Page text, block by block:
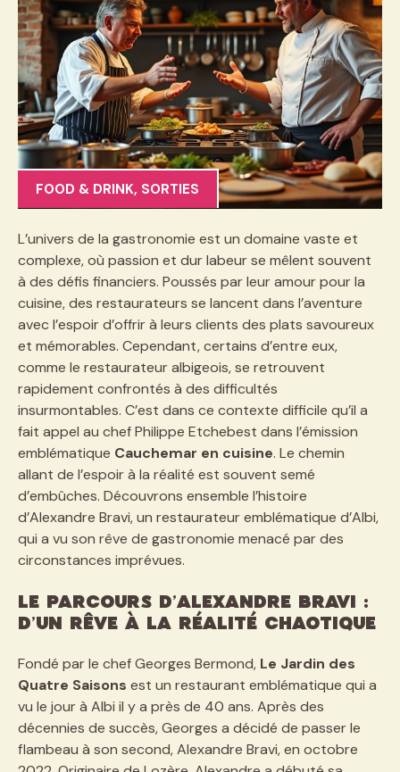
FOOD & DRINK, SORTIES
L’univers de la gastronomie est un domaine vaste et
complexe, où passion et dur labeur se mêlent souvent
à des défis financiers. Poussés par leur amour pour la
cuisine, des restaurateurs se lancent dans l’aventure
avec l’espoir d’offrir à leurs clients des plats savoureux
et mémorables. Cependant, certains d’entre eux,
comme le restaurateur albigeois, se retrouvent
rapidement confrontés à des difficultés
insurmontables. C’est dans ce contexte difficile qu’il a
fait appel au chef Philippe Etchebest dans l’émission
emblématique Cauchemar en cuisine. Le chemin
allant de l’espoir à la réalité est souvent semé
d’embûches. Découvrons ensemble l’histoire
d’Alexandre Bravi, un restaurateur emblématique d’Albi,
qui a vu son rêve de gastronomie menacé par des
circonstances imprévues.
Le parcours d’Alexandre Bravi :
d’un rêve à la réalité chaotique
Fondé par le chef Georges Bermond, Le Jardin des
Quatre Saisons est un restaurant emblématique qui a
vu le jour à Albi il y a près de 40 ans. Après des
décennies de succès, Georges a décidé de passer le
flambeau à son second, Alexandre Bravi, en octobre